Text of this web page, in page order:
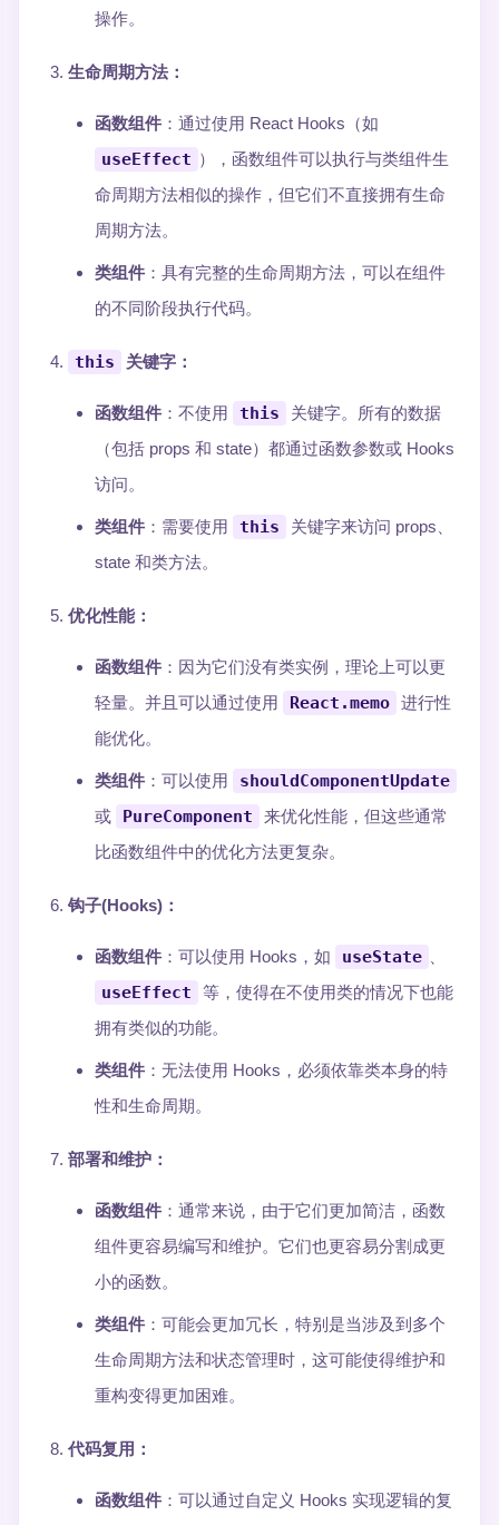
操作。
生命周期方法 ：
函数组件 ：通过使用 React Hooks（如
useEffect ），函数组件可以执行与类组件生
命周期方法相似的操作，但它们不直接拥有生命
周期方法。
类组件 ：具有完整的生命周期方法，可以在组件
的不同阶段执行代码。
this 关键字 ：
函数组件 ：不使用 this
关键字。所有的数据
（包括 props 和 state）都通过函数参数或 Hooks
访问。
类组件 ：需要使用 this
关键字来访问 props、
state 和类方法。
优化性能：
函数组件 ：因为它们没有类实例，理论上可以更
轻量。并且可以通过使用
React.memo 进行性
能优化。
类组件 ：可以使用 shouldComponentUpdate
或 PureComponent
来优化性能，但这些通常
比函数组件中的优化方法更复杂。
钩子(Hooks) ：
函数组件 ：可以使用 Hooks，如 useState
useEffect
等，使得在不使用类的情况下也能
拥有类似的功能。
类组件 ：无法使用 Hooks，必须依靠类本身的特
性和生命周期。
部署和维护 ：
函数组件 ：通常来说，由于它们更加简洁，函数
组件更容易编写和维护。它们也更容易分割成更
小的函数。
类组件 ：可能会更加冗长，特别是当涉及到多个
生命周期方法和状态管理时，这可能使得维护和
重构变得更加困难。
代码复用 ：
函数组件 ：可以通过自定义 Hooks 实现逻辑的复